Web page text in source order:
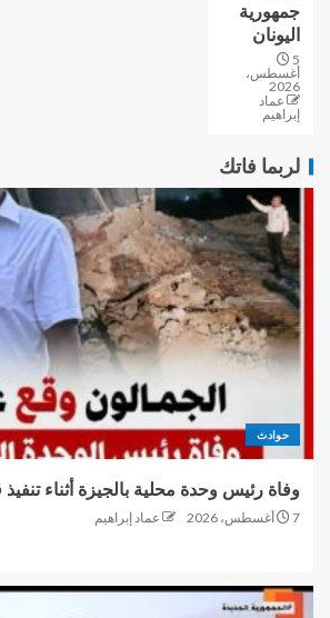
جمهورية
اليونان
5
أغسطس،
2026
عماد
إبراهيم
لربما فاتك
حوادث
وفاة رئيس وحدة محلية بالجيزة أثناء تنفيذ
7 أغسطس، 2026 عماد إبراهيم